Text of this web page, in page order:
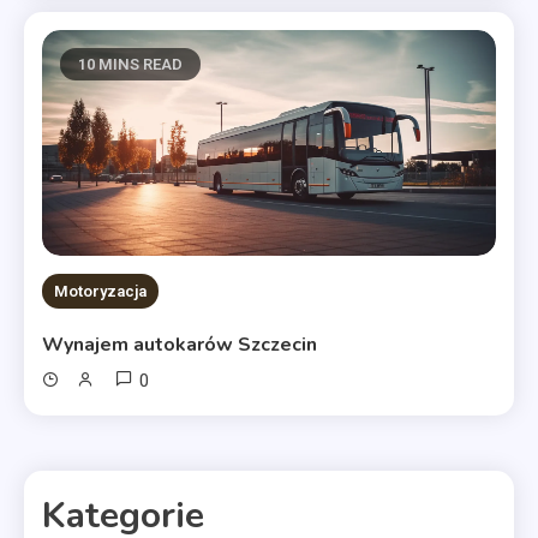
10 MINS READ
Motoryzacja
Wynajem autokarów Szczecin
0
Kategorie